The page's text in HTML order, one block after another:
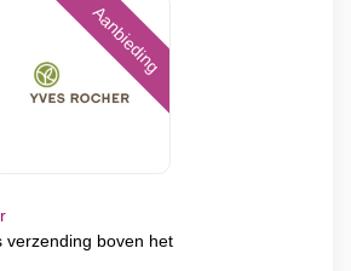
Aanbieding
verzending boven het